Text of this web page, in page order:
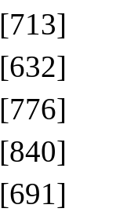
[713]
[632]
[776]
[840]
[691]